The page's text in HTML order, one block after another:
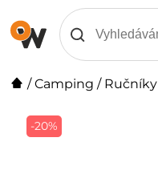
/Camping / Ručníky
-20%